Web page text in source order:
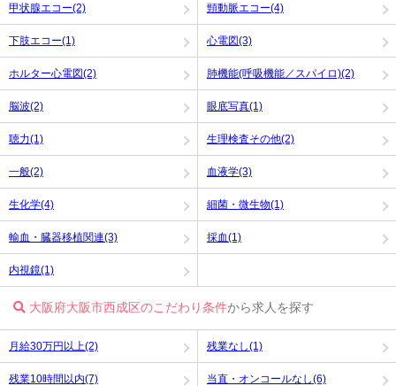
甲状腺エコー(2) 頸動脈エコー(4)
下肢エコー(1) 心電図(3)
ホルター心電図(2) 肺機能(呼吸機能／スパイロ)(2)
脳波(2) 眼底写真(1)
聴力(1) 生理検査その他(2)
一般(2) 血液学(3)
生化学(4) 細菌・微生物(1)
輸血・臓器移植関連(3) 採血(1)
内視鏡(1)
大阪府大阪市西成区のこだわり条件から求人を探す
月給30万円以上(2) 残業なし(1)
残業10時間以内(7) 当直・オンコールなし(6)